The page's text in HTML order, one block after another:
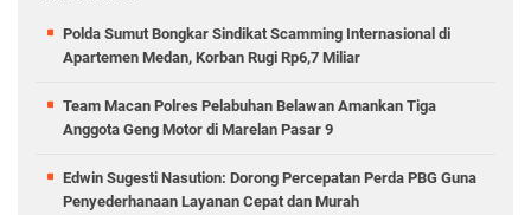
Polda Sumut Bongkar Sindikat Scamming Internasional di
Apartemen Medan, Korban Rugi Rp6,7 Miliar
Team Macan Polres Pelabuhan Belawan Amankan Tiga
Anggota Geng Motor di Marelan Pasar 9
Edwin Sugesti Nasution: Dorong Percepatan Perda PBG Guna
Penyederhanaan Layanan Cepat dan Murah